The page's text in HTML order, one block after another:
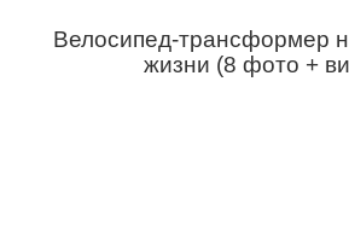
Велосипед-трансформер
жизни (8 фото +